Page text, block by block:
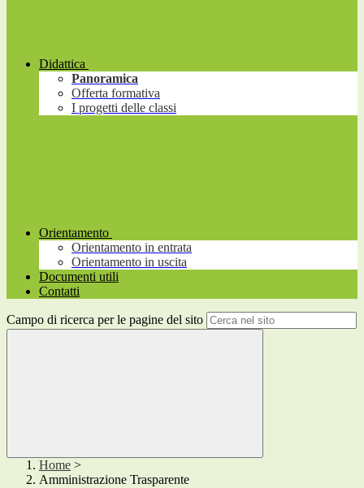
Didattica
Panoramica
Offerta formativa
I progetti delle classi
Orientamento
Orientamento in entrata
Orientamento in uscita
Documenti utili
Contatti
Campo di ricerca per le pagine del sito
Home >
Amministrazione Trasparente